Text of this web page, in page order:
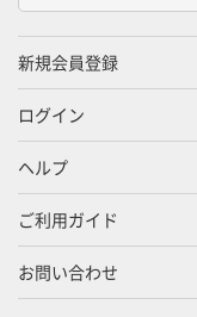
新規会員登録
ログイン
ヘルプ
ご利用ガイド
お問い合わせ